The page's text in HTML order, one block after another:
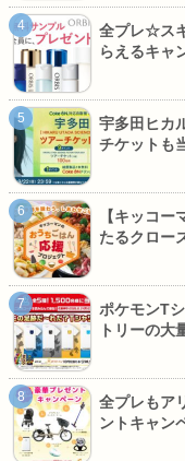
全プレ☆ス
らえるキャ
宇多田ヒカ
チケットも
【キッコ
たるクロー
ポケモンT
トリーの大
全プレもア
ントキャン